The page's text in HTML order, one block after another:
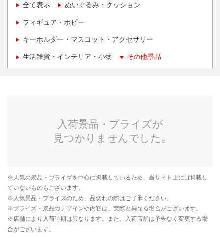
全て表示 ぬいぐるみ・クッション
フィギュア・ホビー
キーホルダー・マスコット・アクセサリー
生活雑貨・インテリア・小物 その他景品